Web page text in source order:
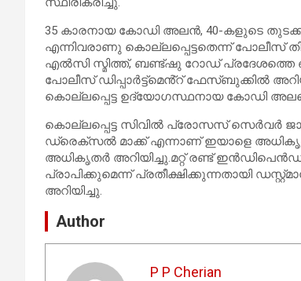
35 കാരനായ കോഡി അലൻ, 40-കളുടെ
എന്നിവരാണു കൊല്ലപ്പെട്ടതെന്ന് പോലീസ്
എൽസി സ്മിത്ത്, ബണ്ട്‌ഷു റോഡ് പ്രദേശത്തെ
പോലീസ് ഡിപ്പാർട്ട്‌മെൻ്റ് ഫേസ്ബുക്കിൽ
കൊല്ലപ്പെട്ട ഉദ്യോഗസ്ഥനായ കോഡി അലനെ
കൊല്ലപ്പെട്ട സിവിൽ പ്രോസസ് സെർവർ
ഡ്രെക്‌സൽ മാക്ക് എന്നാണ് ഇയാളെ അധികൃതർ
അധികൃതർ അറിയിച്ചു.മറ്റ് രണ്ട്
പ്രാപിക്കുമെന്ന് പ്രതീക്ഷിക്കുന്നതായി
അറിയിച്ചു.
Author
P P Cherian